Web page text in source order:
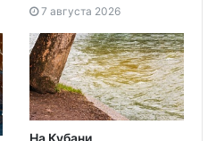
7 августа 2026
На Кубани